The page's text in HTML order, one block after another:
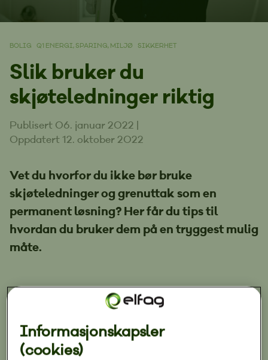
BOLIG Q1 ENERGI, SPARING, MILJØ SIKKERHET
Slik bruker du
skjøteledninger riktig
Publisert 06. januar 2022
Oppdatert 12. oktober 2022
Vet du hvorfor du ikke bør bruke
skjøteledninger og grenuttak som en
permanent løsning? Her får du tips til
hvordan du bruker dem på en tryggest mulig
måte.
De fleste er klar over at man ikke bør ha en haug
med sammenkveilede skjøteledninger og
Informasjonskapsler
(cookies)